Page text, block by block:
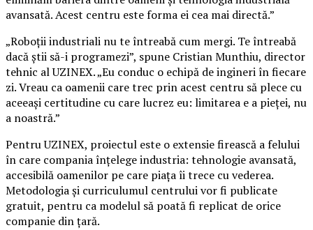
avansată. Acest centru este forma ei cea mai directă.”
„Roboții industriali nu te întreabă cum mergi. Te întreabă
dacă știi să-i programezi”, spune Cristian Munthiu, director
tehnic al UZINEX. „Eu conduc o echipă de ingineri în fiecare
zi. Vreau ca oamenii care trec prin acest centru să plece cu
aceeași certitudine cu care lucrez eu: limitarea e a pieței, nu
a noastră.”
Pentru UZINEX, proiectul este o extensie firească a felului
în care compania înțelege industria: tehnologie avansată,
accesibilă oamenilor pe care piața îi trece cu vederea.
Metodologia și curriculumul centrului vor fi publicate
gratuit, pentru ca modelul să poată fi replicat de orice
companie din țară.